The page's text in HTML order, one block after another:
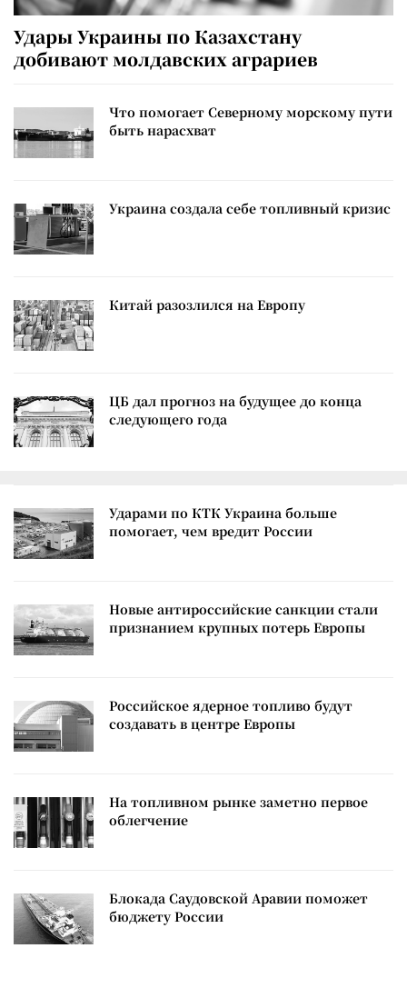
Удары Украины по Казахстану
добивают молдавских аграриев
Что помогает Северному морскому пути
быть нарасхват
Украина создала себе топливный кризис
Китай разозлился на Европу
ЦБ дал прогноз на будущее до конца
следующего года
Ударами по КТК Украина больше
помогает, чем вредит России
Новые антироссийские санкции стали
признанием крупных потерь Европы
Российское ядерное топливо будут
создавать в центре Европы
На топливном рынке заметно первое
облегчение
Блокада Саудовской Аравии поможет
бюджету России